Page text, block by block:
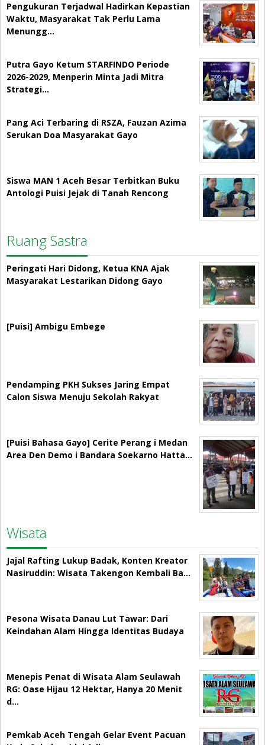
Pengukuran Terjadwal Hadirkan Kepastian
Waktu, Masyarakat Tak Perlu Lama
Menungg…
Putra Gayo Ketum STARFINDO Periode
2026-2029, Menperin Minta Jadi Mitra
Strategi…
Pang Aci Terbaring di RSZA, Fauzan Azima
Serukan Doa Masyarakat Gayo
Siswa MAN 1 Aceh Besar Terbitkan Buku
Antologi Puisi Jejak di Tanah Rencong
Ruang Sastra
Peringati Hari Didong, Ketua KNA Ajak
Masyarakat Lestarikan Didong Gayo
[Puisi] Ambigu Embege
Pendamping PKH Sukses Jaring Empat
Calon Siswa Menuju Sekolah Rakyat
[Puisi Bahasa Gayo] Cerite Perang i Medan
Area Den Demo i Bandara Soekarno Hatta…
Wisata
Jajal Rafting Lukup Badak, Konten Kreator
Nasiruddin: Wisata Takengon Kembali Ba…
Pesona Wisata Danau Lut Tawar: Dari
Keindahan Alam Hingga Identitas Budaya
Menepis Penat di Wisata Alam Seulawah
RG: Oase Hijau 12 Hektar, Hanya 20 Menit
d…
Pemkab Aceh Tengah Gelar Event Pacuan